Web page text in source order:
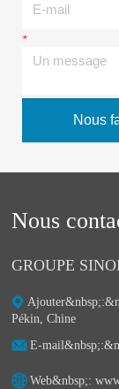
*Un message
Nous
Nous
GROUPE
Pékin, Chine
E-
Web&nbsp;: ㅤ